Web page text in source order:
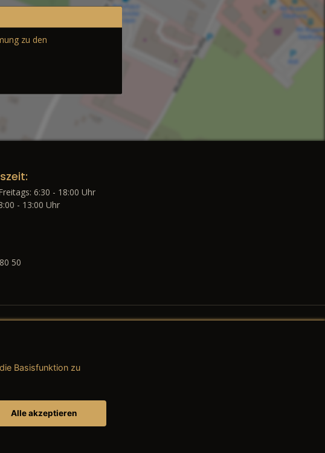
zu den
6:30 - 18:00 Uhr
- 13:00 Uhr
50
→ AGB (Teile & Zubehör)
Basisfunktion zu
Alle akzeptieren